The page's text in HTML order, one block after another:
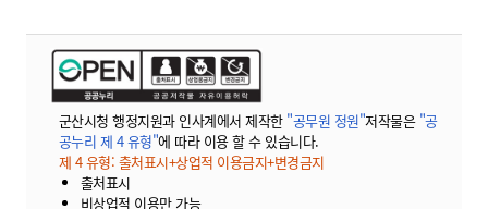
군산시청 행정지원과 인사계에서 제작한 "공무원 정원"저작물은 "공
공누리 제 4 유형"에 따라 이용 할 수 있습니다.
제 4 유형: 출처표시+상업적 이용금지+변경금지
출처표시
비상업적 이용만 가능